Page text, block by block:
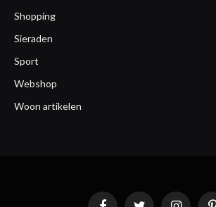
Shopping
Sieraden
Sport
Webshop
Woon artikelen